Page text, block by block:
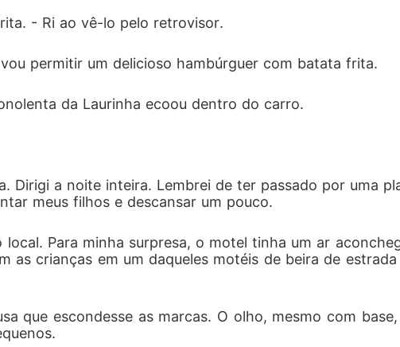
- Ri ao vê-lo pelo retrovisor.
permitir um delicioso hambúrguer com batata frita.
da Laurinha ecoou dentro do carro.
Dirigi a noite inteira. Lembrei de ter passado por uma
meus filhos e descansar um pouco.
Para minha surpresa, o motel tinha um ar
as crianças em um daqueles motéis de beira de
que escondesse as marcas. O olho, mesmo com